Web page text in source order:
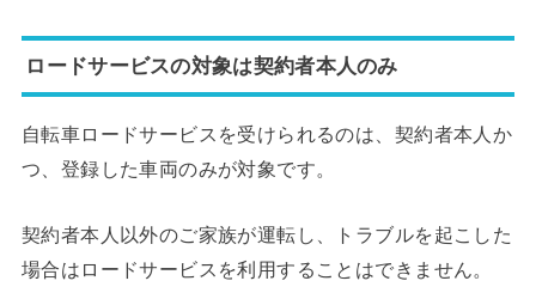
ロードサービスの対象は契約者本人のみ
自転車ロードサービスを受けられるのは、契約者本人か
つ、登録した車両のみが対象です。
契約者本人以外のご家族が運転し、トラブルを起こした
場合はロードサービスを利用することはできません。